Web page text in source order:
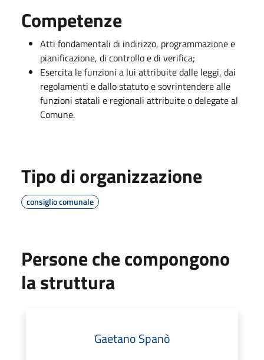
Competenze
Atti fondamentali di indirizzo, programmazione e
pianificazione, di controllo e di verifica;
Esercita le funzioni a lui attribuite dalle leggi, dai
regolamenti e dallo statuto e sovrintendere alle
funzioni statali e regionali attribuite o delegate al
Comune.
Tipo di organizzazione
consiglio comunale
Persone che compongono
la struttura
Gaetano Spanò